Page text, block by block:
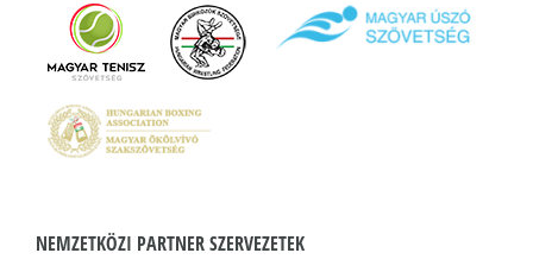
NEMZETKÖZI PARTNER SZERVEZETEK